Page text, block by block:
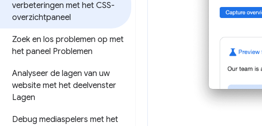
verbeteringen met het CSS-
overzichtpaneel
Zoek en los problemen op met
het paneel Problemen
Analyseer de lagen van uw
website met het deelvenster
Lagen
Debug mediaspelers met het